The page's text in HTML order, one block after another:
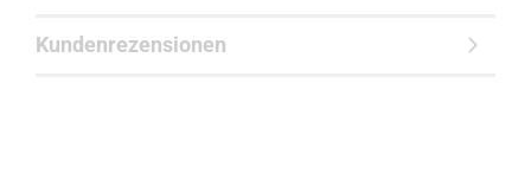
Kundenrezensionen